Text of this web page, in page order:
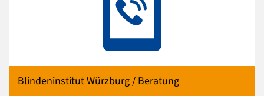
Blindeninstitut Würzburg / Beratung